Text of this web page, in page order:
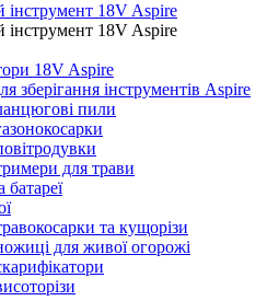
інструмент 18V Aspire
інструмент 18V Aspire
18V Aspire
зберігання інструментів Aspire
пили
для трави
та кущорізи
для живої огорожі